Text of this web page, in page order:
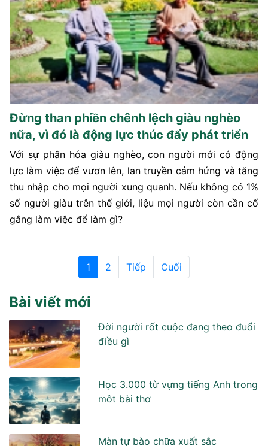
Đừng than phiền chênh lệch giàu nghèo
nữa, vì đó là động lực thúc đẩy phát triển
Với sự phân hóa giàu nghèo, con người mới có động
lực làm việc để vươn lên, lan truyền cảm hứng và tăng
thu nhập cho mọi người xung quanh. Nếu không có 1%
số người giàu trên thế giới, liệu mọi người còn cần cố
gắng làm việc để làm gì?
1 2 Tiếp Cuối
Bài viết mới
Đời người rốt cuộc đang theo đuổi
điều gì
Học 3.000 từ vựng tiếng Anh trong
môt bài thơ
Màn tự bào chữa xuất sắc